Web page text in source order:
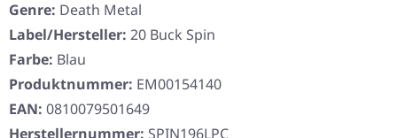
Genre: Death Metal
Label/Hersteller: 20 Buck Spin
Farbe: Blau
Produktnummer: EM00154140
EAN: 0810079501649
Herstellernummer: SPIN196LPC